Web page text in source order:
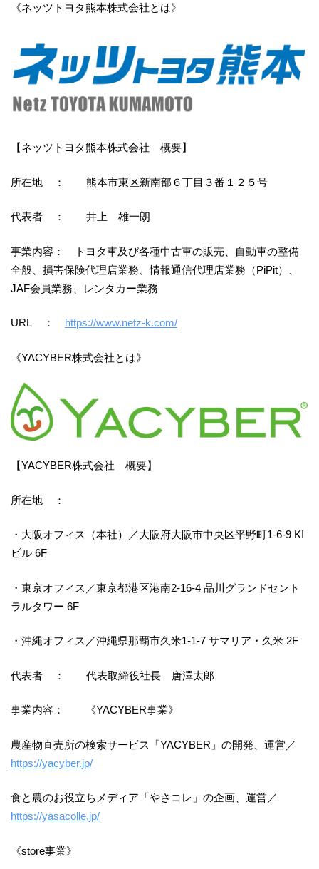
《ネッツトヨタ熊本株式会社とは》
【ネッツトヨタ熊本株式会社 概要】
所在地 ： 熊本市東区新南部６丁目３番１２５号
代表者 ： 井上 雄一朗
事業内容： トヨタ車及び各種中古車の販売、自動車の整備
全般、損害保険代理店業務、情報通信代理店業務（PiPit）、
JAF会員業務、レンタカー業務
URL ： https://www.netz-k.com/
《YACYBER株式会社とは》
【YACYBER株式会社 概要】
所在地 ：
・大阪オフィス（本社）／大阪府大阪市中央区平野町1-6-9 KI
ビル 6F
・東京オフィス／東京都港区港南2-16-4 品川グランドセント
ラルタワー 6F
・沖縄オフィス／沖縄県那覇市久米1-1-7 サマリア・久米 2F
代表者 ： 代表取締役社長 唐澤太郎
事業内容： 《YACYBER事業》
農産物直売所の検索サービス「YACYBER」の開発、運営／
https://yacyber.jp/
食と農のお役立ちメディア「やさコレ」の企画、運営／
https://yasacolle.jp/
《store事業》